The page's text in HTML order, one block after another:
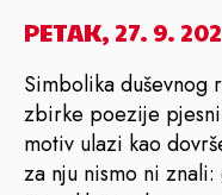
PETAK, 27. 9.
Simbolika duševnog
zbirke poezije
motiv ulazi kao
za nju nismo ni